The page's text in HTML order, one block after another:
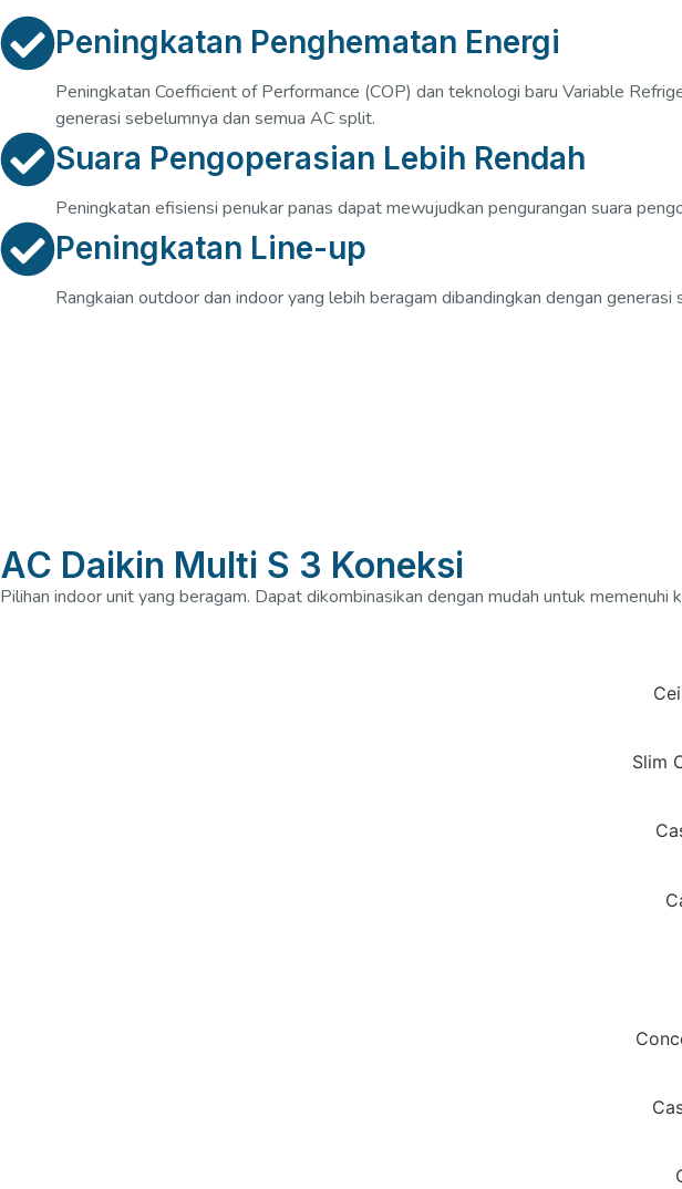
Peningkatan Penghematan Energi
Peningkatan Coefficient of Performance (COP) dan teknologi baru Variable
generasi sebelumnya dan semua AC split.
Suara Pengoperasian Lebih Rendah
Peningkatan efisiensi penukar panas dapat mewujudkan pengurangan suara
Peningkatan Line-up
Rangkaian outdoor dan indoor yang lebih beragam dibandingkan dengan
AC Daikin Multi S 3 Koneksi
Pilihan indoor unit yang beragam. Dapat dikombinasikan dengan mudah untuk memenuhi
Slim